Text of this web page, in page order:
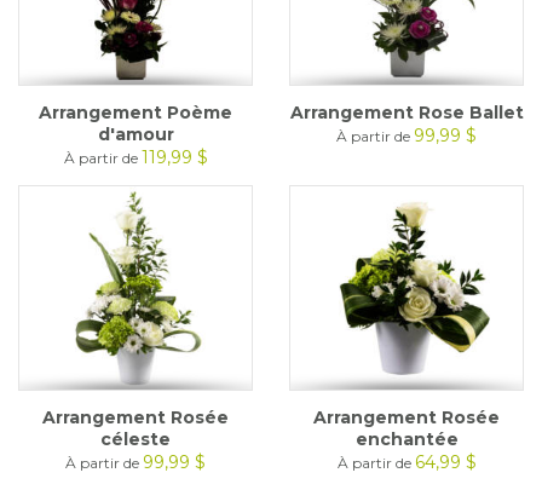
Arrangement Poème
d'amour
À partir de 119,99 $
Arrangement Rose Ballet
À partir de 99,99 $
Arrangement Rosée
céleste
À partir de 99,99 $
Arrangement Rosée
enchantée
À partir de 64,99 $